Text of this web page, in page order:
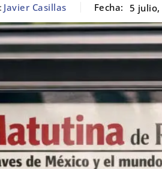
Javier Casillas Fecha: 5 julio,